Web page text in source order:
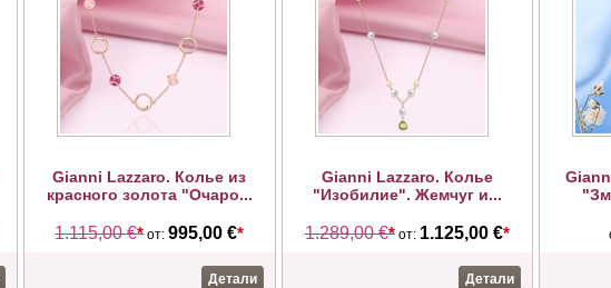
Gianni Lazzaro. Колье из
красного золота "Очаро...
1.115,00 €*от:995,00 €*
Детали
Gianni Lazzaro. Колье
"Изобилие". Жемчуг и...
1.289,00 €*от: 1.125,00 €*
Детали